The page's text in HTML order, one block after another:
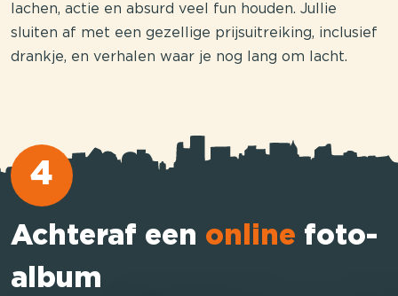
lachen, actie en absurd veel fun houden. Jullie
sluiten af met een gezellige prijsuitreiking, inclusief
drankje, en verhalen waar je nog lang om lacht.
4
Achteraf een online foto-
album